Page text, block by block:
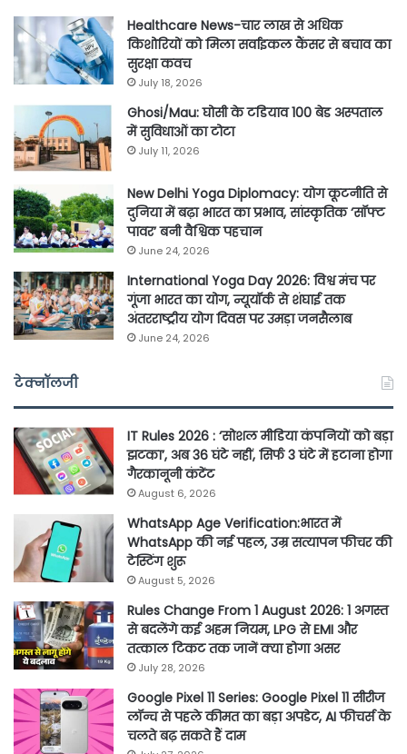
Healthcare News-चार लाख से अधिक
किशोरियों को मिला सर्वाइकल कैंसर से बचाव का
सुरक्षा कवच
July 18, 2026
Ghosi/Mau: घोसी के टडियाव 100 बेड अस्पताल
में सुविधाओं का टोटा
July 11, 2026
New Delhi Yoga Diplomacy: योग कूटनीति से
दुनिया में बढ़ा भारत का प्रभाव, सांस्कृतिक ‘सॉफ्ट
पावर’ बनी वैश्विक पहचान
June 24, 2026
International Yoga Day 2026: विश्व मंच पर
गूंजा भारत का योग, न्यूयॉर्क से शंघाई तक
अंतरराष्ट्रीय योग दिवस पर उमड़ा जनसैलाब
June 24, 2026
टेक्नॉलजी
IT Rules 2026 : ‘सोशल मीडिया कंपनियों को बड़ा
झटका’, अब 36 घंटे नहीं, सिर्फ 3 घंटे में हटाना होगा
गैरकानूनी कंटेंट
August 6, 2026
WhatsApp Age Verification:भारत में
WhatsApp की नई पहल, उम्र सत्यापन फीचर की
टेस्टिंग शुरू
August 5, 2026
Rules Change From 1 August 2026: 1 अगस्त
से बदलेंगे कई अहम नियम, LPG से EMI और
तत्काल टिकट तक जानें क्या होगा असर
July 28, 2026
Google Pixel 11 Series: Google Pixel 11 सीरीज
लॉन्च से पहले कीमत का बड़ा अपडेट, AI फीचर्स के
चलते बढ़ सकते हैं दाम